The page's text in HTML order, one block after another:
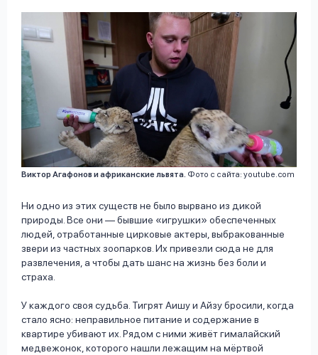
Виктор Агафонов и африканские львята. Фото с сайта: youtube.com
Ни одно из этих существ не было вырвано из дикой
природы. Все они — бывшие «игрушки» обеспеченных
людей, отработанные цирковые актеры, выбракованные
звери из частных зоопарков. Их привезли сюда не для
развлечения, а чтобы дать шанс на жизнь без боли и
страха.
У каждого своя судьба. Тигрят Аишу и Айзу бросили, когда
стало ясно: неправильное питание и содержание в
квартире убивают их. Рядом с ними живёт гималайский
медвежонок, которого нашли лежащим на мёртвой